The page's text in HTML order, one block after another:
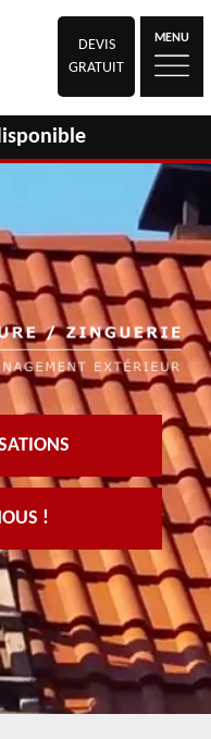
DEVIS
GRATUIT
MENU
!